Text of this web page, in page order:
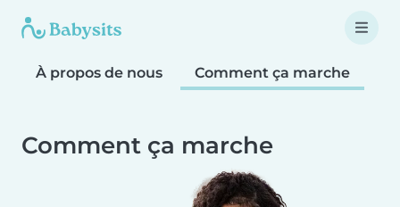
À propos de nous Comment ça marche
Comment ça marche